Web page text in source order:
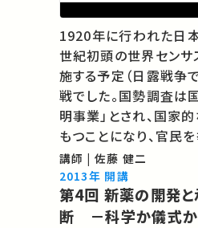
1920年に行われた日
世紀初頭の世界セン
施する予定（日露戦争
戦でした。国勢調査は
明事業」とされ、国家
もつことになり、官民
様に繰り広げられまし
纂された『国勢調査記
に、この調査がもっ
講師 | 佐藤 健二
2013年 開講
第4回 新薬の開発と承認審査における判
断 －科学か儀式